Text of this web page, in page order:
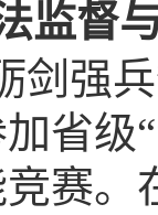
监督
剑强
省级
赛。